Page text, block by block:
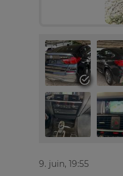
9. juin, 19:55